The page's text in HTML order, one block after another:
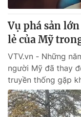
VTV4
VTV9
Liên hệ tòa soạn
Vụ phá sản
lẻ của Mỹ
VTV.vn - Những
người Mỹ đã thay
truyền thống gặp